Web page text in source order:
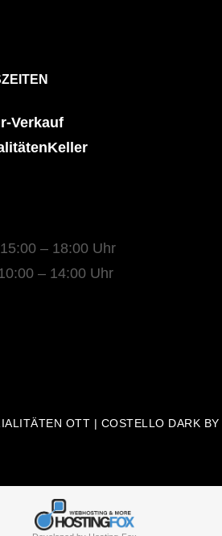
Verkauf
15:00 – 18:00 Uhr
10:00 – 14:00 Uhr
OTT | COSTELLO DARK BY